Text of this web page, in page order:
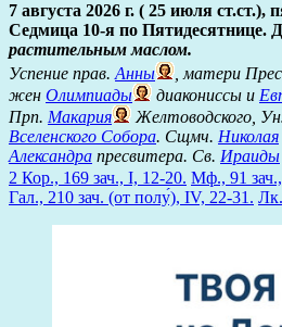
7 августа 2026 г. ( 25 июля ст.ст.),
Седмица 10-я по Пятидесятнице.
растительным маслом.
Успение прав.Анны
, матери
жен Олимпиады диакониссы и
Прп. Макария Желтоводского,
Вселенского Собора. Сщмч. Николая
Александра пресвитера. Св. Ираиды
2 Кор., 169 зач., I, 12-20. Мф., 91
Гал., 210 зач. (от полу́), IV, 22-31.